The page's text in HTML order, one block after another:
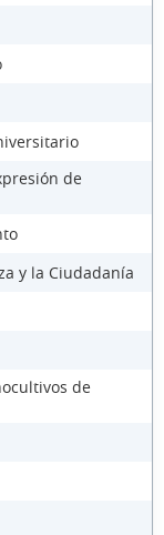
de
y la Ciudadanía
de